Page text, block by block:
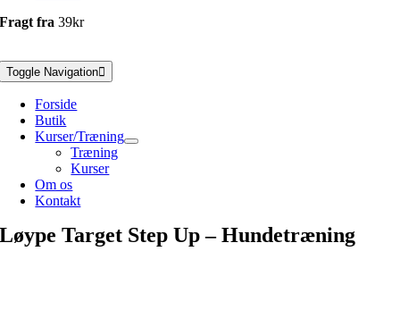
Fragt fra39kr
Toggle Navigation
Forside
Butik
Kurser/Træning
Træning
Kurser
Om os
Kontakt
Løype Target Step Up – Hundetræning